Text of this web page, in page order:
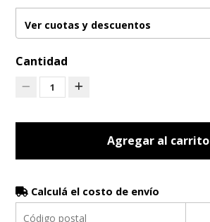
Ver cuotas y descuentos
Cantidad
1
Agregar al carrito
Calculá el costo de envío